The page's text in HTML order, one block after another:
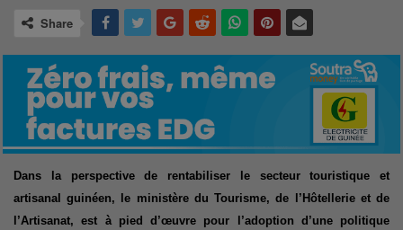
Share
Dans la perspective de rentabiliser le secteur touristique et
artisanal guinéen, le ministère du Tourisme, de l’Hôtellerie et de
l’Artisanat, est à pied d’œuvre pour l’adoption d’une politique